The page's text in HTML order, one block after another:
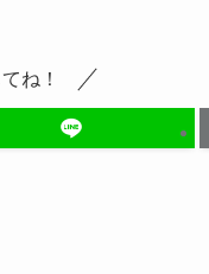
ね！